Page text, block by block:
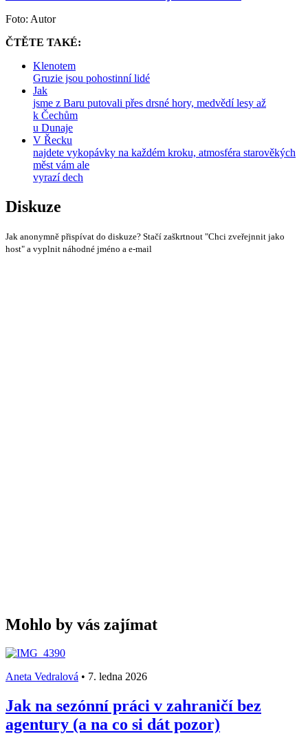
Foto: Autor
ČTĚTE TAKÉ:
Klenotem
Gruzie jsou pohostinní lidé
Jak
jsme z Baru putovali přes drsné hory, medvědí lesy až
k Čechům
u Dunaje
V Řecku
najdete vykopávky na každém kroku, atmosféra starověkých
měst vám ale
vyrazí dech
Diskuze
Jak anonymně přispívat do diskuze? Stačí zaškrtnout "Chci zveřejnnit jako
host" a vyplnit náhodné jméno a e-mail
Mohlo by vás zajímat
Aneta Vedralová • 7. ledna 2026
Jak na sezónní práci v zahraničí bez
agentury (a na co si dát pozor)